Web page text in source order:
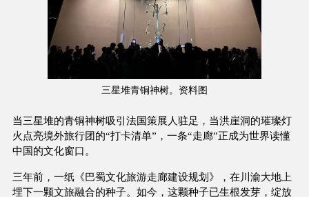
三星堆青铜神树。资料图
当三星堆的青铜神树吸引法国策展人驻足，当洪崖洞的璀璨灯
火点亮境外旅行团的“打卡清单”，一条“走廊”正成为世界读懂
中国的文化窗口。
三年前，一纸《巴蜀文化旅游走廊建设规划》，在川渝大地上
埋下一颗文旅融合的种子。如今，这颗种子已生根发芽，绽放